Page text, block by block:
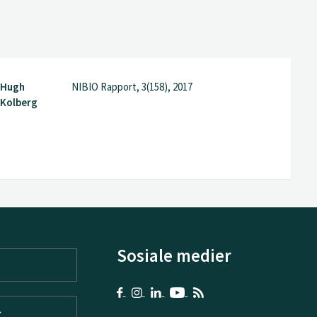
NIBIO Rapport, 3(158), 2017
Sosiale medier